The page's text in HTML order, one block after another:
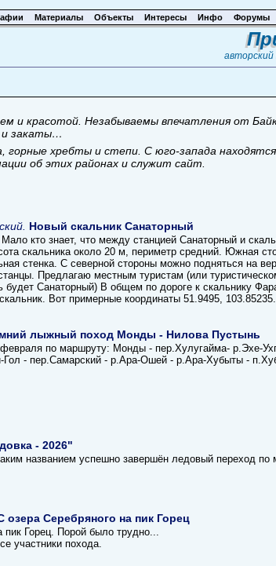
Материалы Объекты Интересы Инфо Форумы
и красотой. Незабываемы впечатления от
и закаты…
горные хребты и степи. С юго-запада
об этих районах и служит сайт.
Новый скальник Санаторный
кто знает, что между станцией Санаторный и
скальника около 20 м, периметр средний. Южная
стенка. С северной стороны можно подняться на
Предлагаю местным туристам (или
будет Санаторный) В общем по дороге к скальнику
Вот примерные координаты 51.9495, 103.85235.
лыжный поход Монды - Нилова Пустынь
по маршруту: Монды - пер.Хулугайма- р.Эхе-
Гол - пер.Самарский - р.Ара-Ошей - р.Ара-Хубыты -
- 2026"
названием успешно завершён ледовый переход
озера Серебряного на пик Горец
пик Горец. Порой было трудно...
участники похода.